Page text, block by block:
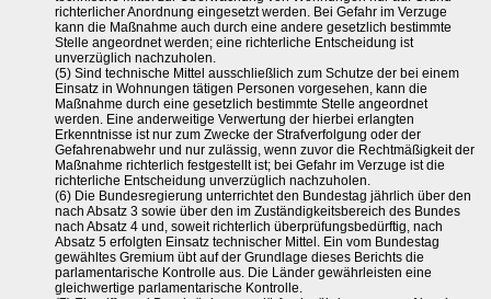
richterlicher Anordnung eingesetzt werden. Bei Gefahr im Verzuge
kann die Maßnahme auch durch eine andere gesetzlich bestimmte
Stelle angeordnet werden; eine richterliche Entscheidung ist
unverzüglich nachzuholen.
(5) Sind technische Mittel ausschließlich zum Schutze der bei einem
Einsatz in Wohnungen tätigen Personen vorgesehen, kann die
Maßnahme durch eine gesetzlich bestimmte Stelle angeordnet
werden. Eine anderweitige Verwertung der hierbei erlangten
Erkenntnisse ist nur zum Zwecke der Strafverfolgung oder der
Gefahrenabwehr und nur zulässig, wenn zuvor die Rechtmäßigkeit der
Maßnahme richterlich festgestellt ist; bei Gefahr im Verzuge ist die
richterliche Entscheidung unverzüglich nachzuholen.
(6) Die Bundesregierung unterrichtet den Bundestag jährlich über den
nach Absatz 3 sowie über den im Zuständigkeitsbereich des Bundes
nach Absatz 4 und, soweit richterlich überprüfungsbedürftig, nach
Absatz 5 erfolgten Einsatz technischer Mittel. Ein vom Bundestag
gewähltes Gremium übt auf der Grundlage dieses Berichts die
parlamentarische Kontrolle aus. Die Länder gewährleisten eine
gleichwertige parlamentarische Kontrolle.